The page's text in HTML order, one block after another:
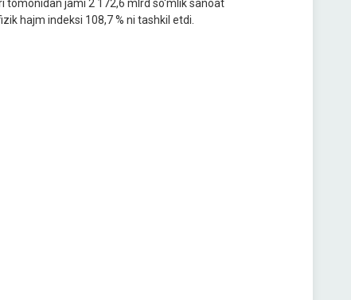
jami 2 172,6 mlrd so‘mlik sanoat
hajm indeksi 108,7 % ni tashkil etdi.